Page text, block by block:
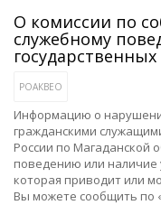
О комиссии по
служебному
РОАКВЕО
Информацию о
гражданскими
России по Магаданской
поведению или наличие
которая приводит или
Вы можете сообщить по